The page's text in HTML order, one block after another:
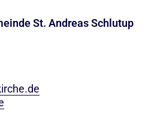
St. Andreas Schlutup